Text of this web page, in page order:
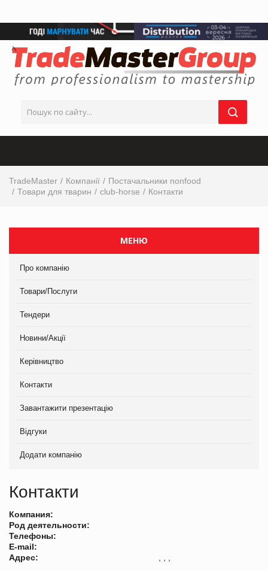
TradeMaster Компанії
Постачальники nonfood
Товари для тварин
club-horse Контакти
МЕНЮ
Про компанію
Товари/Послуги
Тендери
Новини/Акції
Керівництво
Контакти
Завантажити презентацію
Відгуки
Додати компанію
Контакти
Компания:
Род деятельности:
Телефоны:
E-mail:
Адрес: